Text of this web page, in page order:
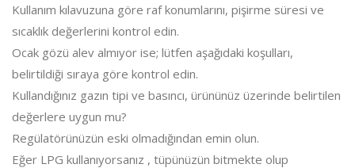
Kullanım kılavuzuna göre raf konumlarını, pişirme süresi ve
sıcaklık değerlerini kontrol edin.
Ocak gözü alev almıyor ise; lütfen aşağıdaki koşulları,
belirtildiği sıraya göre kontrol edin.
Kullandığınız gazın tipi ve basıncı, ürününüz üzerinde belirtilen
değerlere uygun mu?
Regülatörünüzün eski olmadığından emin olun.
Eğer LPG kullanıyorsanız , tüpünüzün bitmekte olup